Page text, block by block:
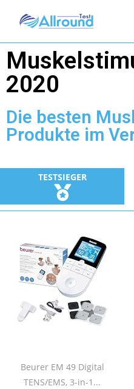
2020
Die besten
Produkte im
TESTSIEGER
Beurer EM 49 Digital
TENS/EMS, 3-in-1...